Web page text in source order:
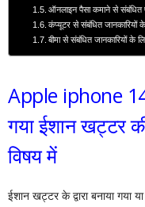
ऑनलाइन पैसा कमाने से संबंधित
कंप्यूटर से संबंधित जानकारियों
बीमा से संबंधित जानकारियों के
Apple iphone 14
गया ईशान खट्टर
विषय में
ईशान खट्टर के द्वारा बनाया गया